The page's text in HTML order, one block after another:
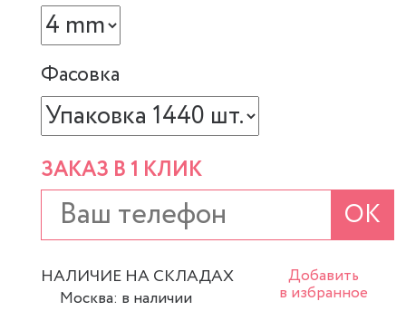
Фасовка
ЗАКАЗ В 1 КЛИК
ОК
НАЛИЧИЕ НА СКЛАДАХ
Москва: в наличии
Добавить
в избранное